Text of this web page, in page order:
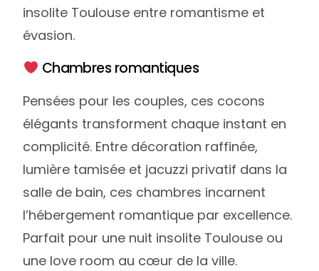
insolite Toulouse entre romantisme et
évasion.
Chambres romantiques
Pensées pour les couples, ces cocons
élégants transforment chaque instant en
complicité. Entre décoration raffinée,
lumière tamisée et jacuzzi privatif dans la
salle de bain, ces chambres incarnent
l’hébergement romantique par excellence.
Parfait pour une nuit insolite Toulouse ou
une love room au cœur de la ville.